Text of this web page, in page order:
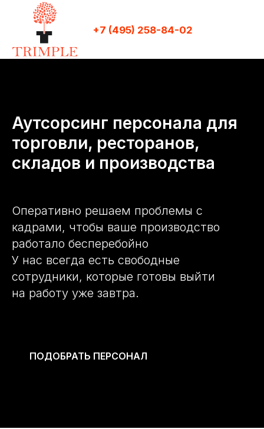
Аутсорсинг персонала для
торговли, ресторанов,
складов и производства
Оперативно решаем проблемы с
кадрами, чтобы ваше производство
работало бесперебойно
У нас всегда есть свободные
сотрудники, которые готовы выйти
на работу уже завтра.
ПОДОБРАТЬ ПЕРСОНАЛ
вашего предприятия с